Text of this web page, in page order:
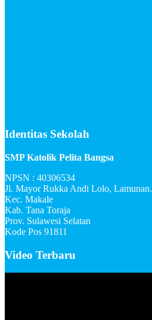
Identitas Sekolah
SMP Katolik Pelita Bangsa
NPSN : 40306534
Jl. Mayor Rukka Andi Lolo, Lamunan.
Kec. Makale
Kab. Tana Toraja
Prov. Sulawesi Selatan
Kode Pos 91811
Video Terbaru